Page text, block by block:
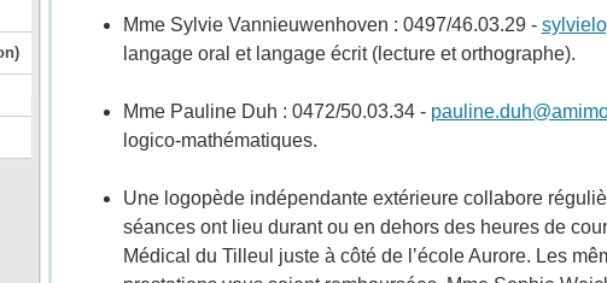
Mme Sylvie Vannieuwenhoven : 0497/46.03.29 -
langage oral et langage écrit (lecture et orthographe).
Mme Pauline Duh : 0472/50.03.34 -
logico-mathématiques.
Une logopède indépendante extérieure collabore
séances ont lieu durant ou en dehors des heures de
Médical du Tilleul juste à côté de l’école Aurore. Les